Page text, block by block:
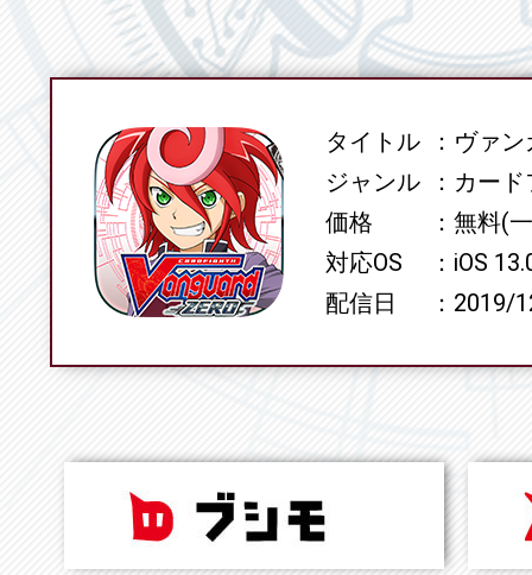
SPECタイトル
ヴァン
ジャンル
カード
価格
無料(
対応OS
iOS
配信日
2019/